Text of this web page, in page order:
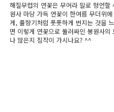
해질무렵의 연꽃은 무어라 말로 형언
원사 마당 가득 연꽃이 한여름 무더위
게, 풀향기처럼 풋풋하게 번지는 것을
면 이렇게 연꽃으로 둘러싸인 봉원사
나 많은지 짐작이 가시나요? ^^